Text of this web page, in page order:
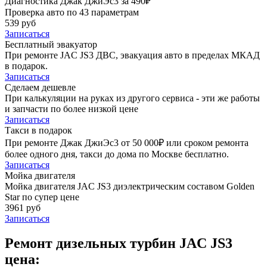
Проверка авто по 43 параметрам
539 руб
Записаться
Бесплатный эвакуатор
При ремонте JAC JS3 ДВС, эвакуация авто в пределах МКАД
в подарок.
Записаться
Сделаем дешевле
При калькуляции на руках из другого сервиса - эти же работы
и запчасти по более низкой цене
Записаться
Такси в подарок
При ремонте Джак ДжиЭс3 от 50 000₽ или сроком ремонта
более одного дня, такси до дома по Москве бесплатно.
Записаться
Мойка двигателя
Мойка двигателя JAC JS3 диэлектрическим составом Golden
Star по супер цене
3961 руб
Записаться
Ремонт дизельных турбин JAC JS3
цена: